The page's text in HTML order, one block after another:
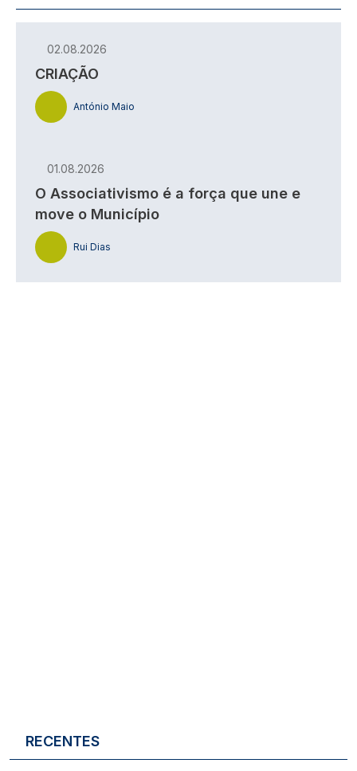
02.08.2026
CRIAÇÃO
António Maio
01.08.2026
O Associativismo é a força que une e
move o Município
Rui Dias
RECENTES